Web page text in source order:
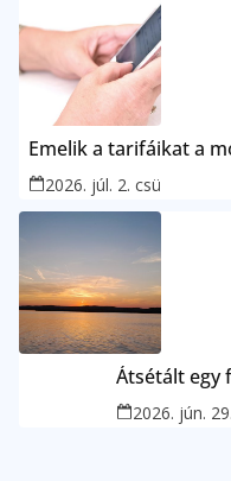
Emelik a tarifáikat a
2026. júl. 2. csü
Átsétált egy
2026. jún.